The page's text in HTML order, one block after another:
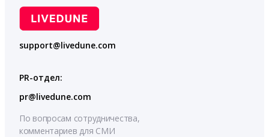
support@livedune.com
PR-отдел:
pr@livedune.com
По вопросам сотрудничества,
комментариев для СМИ